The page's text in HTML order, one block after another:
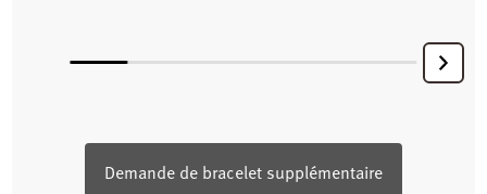
Demande de bracelet supplémentaire